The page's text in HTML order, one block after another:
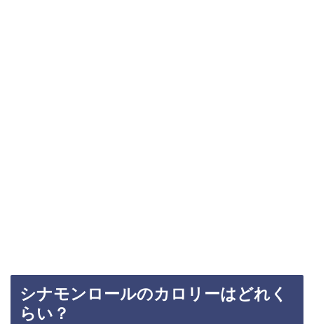
シナモンロールのカロリーはどれく
らい？